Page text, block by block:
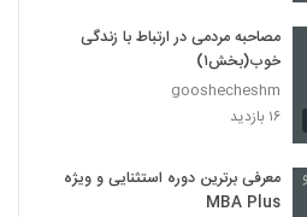
مصاحبه مردمی در ارتباط با زندگی
خوب(بخش۱)
gooshecheshm
۱۶ بازدید
معرفی برترین دوره استثنایی و ویژه
MBA Plus